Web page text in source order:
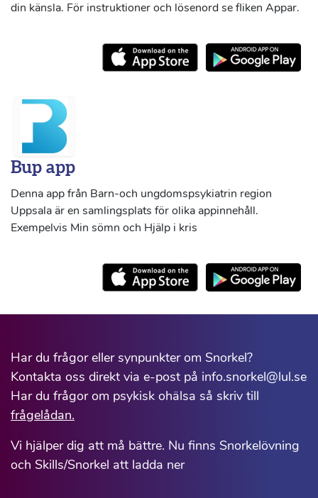
din känsla. För instruktioner och lösenord se fliken Appar.
Bup app
Denna app från Barn-och ungdomspsykiatrin region
Uppsala är en samlingsplats för olika appinnehåll.
Exempelvis Min sömn och Hjälp i kris
Har du frågor eller synpunkter om Snorkel?
Kontakta oss direkt via e-post på info.snorkel@lul.se
Har du frågor om psykisk ohälsa så skriv till
frågelådan.
Vi hjälper dig att må bättre. Nu finns Snorkelövning
och Skills/Snorkel att ladda ner